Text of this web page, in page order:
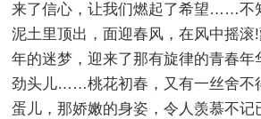
来了信心，让我们燃起了希望……不
泥土里顶出，面迎春风，在风中摇滚
年的迷梦，迎来了那有旋律的青春年
劲头儿……桃花初春，又有一丝舍不
蛋儿，那娇嫩的身姿，令人羡慕不记